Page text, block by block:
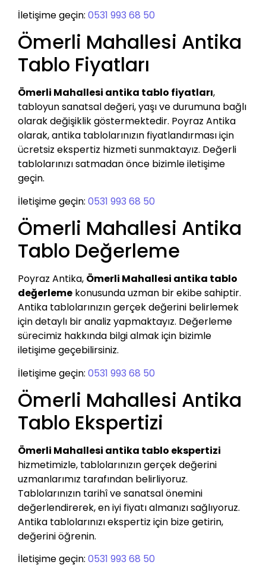
İletişime geçin: 0531 993 68 50
Ömerli Mahallesi Antika
Tablo Fiyatları
Ömerli Mahallesi antika tablo fiyatları,
tabloyun sanatsal değeri, yaşı ve durumuna bağlı
olarak değişiklik göstermektedir. Poyraz Antika
olarak, antika tablolarınızın fiyatlandırması için
ücretsiz ekspertiz hizmeti sunmaktayız. Değerli
tablolarınızı satmadan önce bizimle iletişime
geçin.
İletişime geçin: 0531 993 68 50
Ömerli Mahallesi Antika
Tablo Değerleme
Poyraz Antika, Ömerli Mahallesi antika tablo
değerleme konusunda uzman bir ekibe sahiptir.
Antika tablolarınızın gerçek değerini belirlemek
için detaylı bir analiz yapmaktayız. Değerleme
sürecimiz hakkında bilgi almak için bizimle
iletişime geçebilirsiniz.
İletişime geçin: 0531 993 68 50
Ömerli Mahallesi Antika
Tablo Ekspertizi
Ömerli Mahallesi antika tablo ekspertizi
hizmetimizle, tablolarınızın gerçek değerini
uzmanlarımız tarafından belirliyoruz.
Tablolarınızın tarihî ve sanatsal önemini
değerlendirerek, en iyi fiyatı almanızı sağlıyoruz.
Antika tablolarınızı ekspertiz için bize getirin,
değerini öğrenin.
İletişime geçin: 0531 993 68 50